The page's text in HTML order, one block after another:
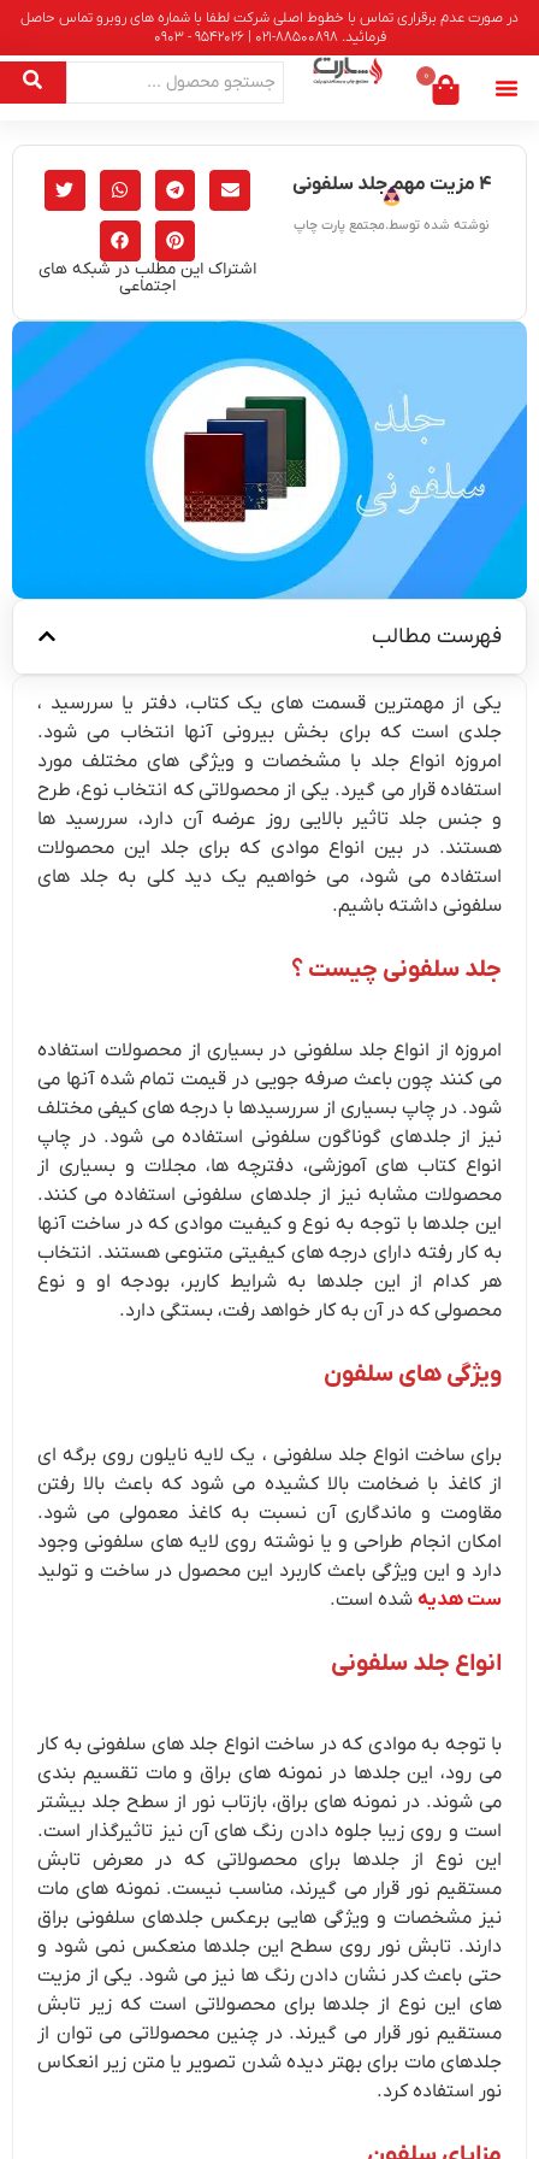
در صورت عدم برقراری تماس با خطوط اصلی شرکت لطفا با شماره های روبرو تماس حاصل
فرمائید. 88500898-021 | 9542026 - 0903
0
۴ مزیت مهم جلد سلفونی
نوشته شده توسط.مجتمع پارت چاپ
اشتراک این مطلب در شبکه های
اجتماعی
فهرست مطالب
یکی از مهمترین قسمت های یک کتاب، دفتر یا سررسید ،
جلدی است که برای بخش بیرونی آنها انتخاب می شود.
امروزه انواع جلد با مشخصات و ویژگی های مختلف مورد
استفاده قرار می گیرد. یکی از محصولاتی که انتخاب نوع، طرح
و جنس جلد تاثیر بالایی روز عرضه آن دارد، سررسید ها
هستند. در بین انواع موادی که برای جلد این محصولات
استفاده می شود، می خواهیم یک دید کلی به جلد های
سلفونی داشته باشیم.
جلد سلفونی چیست ؟
امروزه از انواع جلد سلفونی در بسیاری از محصولات استفاده
می کنند چون باعث صرفه جویی در قیمت تمام شده آنها می
شود. در چاپ بسیاری از سررسیدها با درجه های کیفی مختلف
نیز از جلدهای گوناگون سلفونی استفاده می شود. در چاپ
انواع کتاب های آموزشی، دفترچه ها، مجلات و بسیاری از
محصولات مشابه نیز از جلدهای سلفونی استفاده می کنند.
این جلدها با توجه به نوع و کیفیت موادی که در ساخت آنها
به کار رفته دارای درجه های کیفیتی متنوعی هستند. انتخاب
هر کدام از این جلدها به شرایط کاربر، بودجه او و نوع
محصولی که در آن به کار خواهد رفت، بستگی دارد.
ویژگی های سلفون
برای ساخت انواع جلد سلفونی ، یک لایه نایلون روی برگه ای
از کاغذ با ضخامت بالا کشیده می شود که باعث بالا رفتن
مقاومت و ماندگاری آن نسبت به کاغذ معمولی می شود.
امکان انجام طراحی و یا نوشته روی لایه های سلفونی وجود
دارد و این ویژگی باعث کاربرد این محصول در ساخت و تولید
ست هدیه شده است.
انواع جلد سلفونی
با توجه به موادی که در ساخت انواع جلد های سلفونی به کار
می رود، این جلدها در نمونه های براق و مات تقسیم بندی
می شوند. در نمونه های براق، بازتاب نور از سطح جلد بیشتر
است و روی زیبا جلوه دادن رنگ های آن نیز تاثیرگذار است.
این نوع از جلدها برای محصولاتی که در معرض تابش
مستقیم نور قرار می گیرند، مناسب نیست. نمونه های مات
نیز مشخصات و ویژگی هایی برعکس جلدهای سلفونی براق
دارند. تابش نور روی سطح این جلدها منعکس نمی شود و
حتی باعث کدر نشان دادن رنگ ها نیز می شود. یکی از مزیت
های این نوع از جلدها برای محصولاتی است که زیر تابش
مستقیم نور قرار می گیرند. در چنین محصولاتی می توان از
جلدهای مات برای بهتر دیده شدن تصویر یا متن زیر انعکاس
نور استفاده کرد.